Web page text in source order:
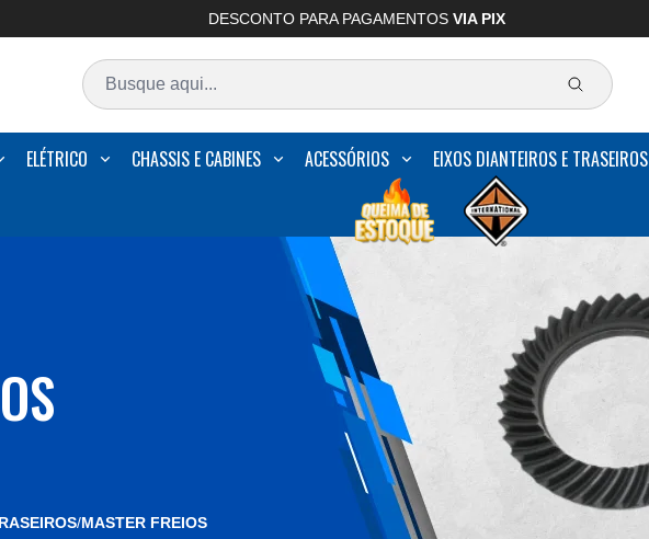
DESCONTO PARA PAGAMENTOS VIA PIX
ELÉTRICO CHASSIS E CABINES ACESSÓRIOS EIXOS DIANTEIROS E TRASEIROS
/MASTER FREIOS